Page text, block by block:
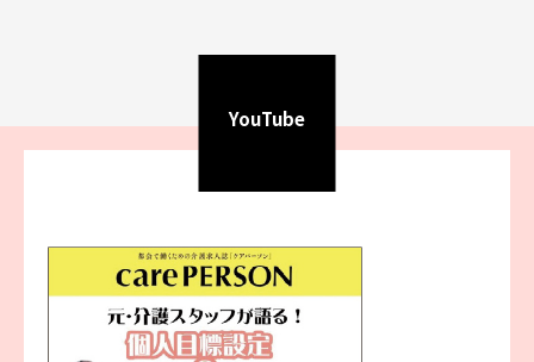
YouTube